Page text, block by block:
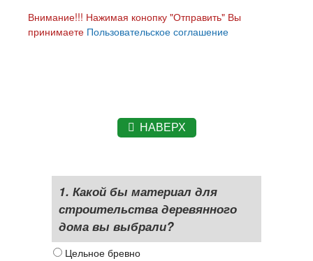
Внимание!!! Нажимая конопку "Отправить" Вы
принимаете Пользовательское соглашение
НАВЕРХ
1. Какой бы материал для
строительства деревянного
дома вы выбрали?
Цельное бревно